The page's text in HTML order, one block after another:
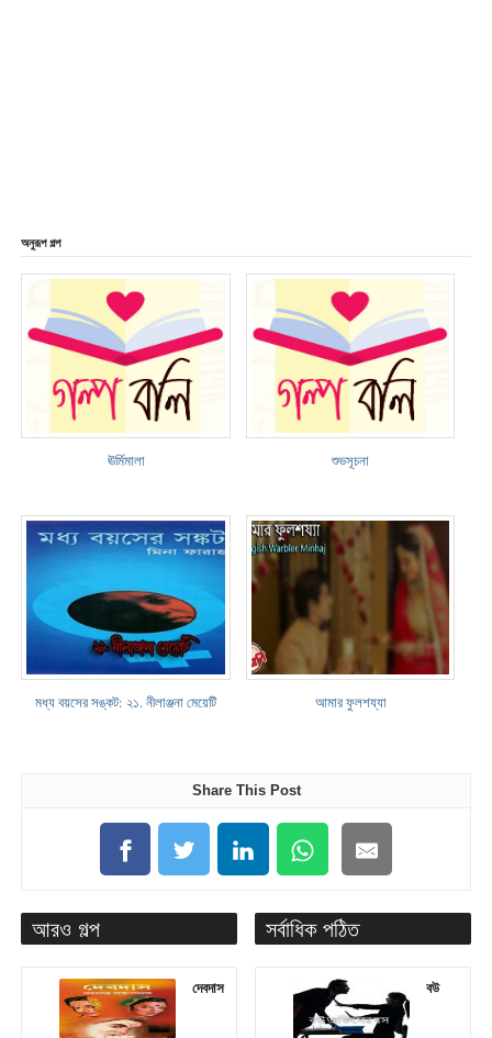
অনুরূপ গল্প
ঊর্মিমালা শুভসূচনা
মধ্য বয়সের সঙ্কট: ২১. নীলাঞ্জনা মেয়েটি আমার ফুলশয্যা
Share This Post
আরও গল্প
দেবদাস
সর্বাধিক পঠিত
বউ